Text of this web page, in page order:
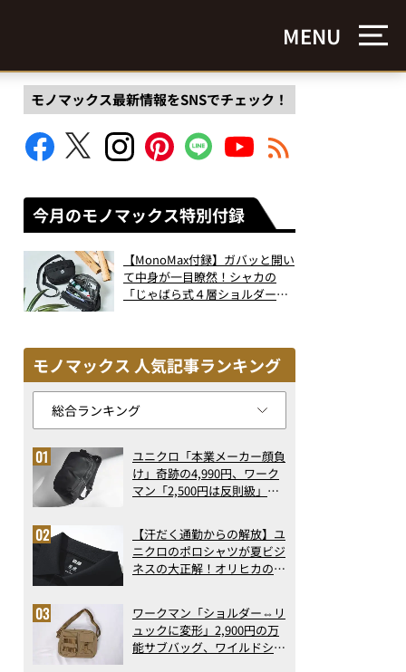
MENU
モノマックス最新情報をSNSでチェック！
今月のモノマックス特別付録
【MonoMax付録】ガバッと開い
て中身が一目瞭然！シャカの
「じゃばら式４層ショルダーバ
モノマックス 人気記事ランキング
ユニクロ「本業メーカー顔負
け」奇跡の4,990円、ワーク
マン「2,500円は反則級」凄
ト3】（2026年6月版）
【汗だく通勤からの解放】ユ
ニクロのポロシャツが夏ビジ
ネスの大正解！オリヒカの透
アの実力
ワークマン「ショルダー⇔リ
ュックに変形」2,900円の万
能サブバッグ、ワイルドシン